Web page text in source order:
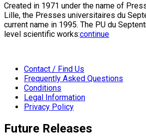
Created in 1971 under the name of
Lille, the Presses universitaires du
current name in 1995. The PU du
level scientific works:continue
Contact / Find Us
Frequently Asked Questions
Conditions
Legal Information
Privacy Policy
Future Releases